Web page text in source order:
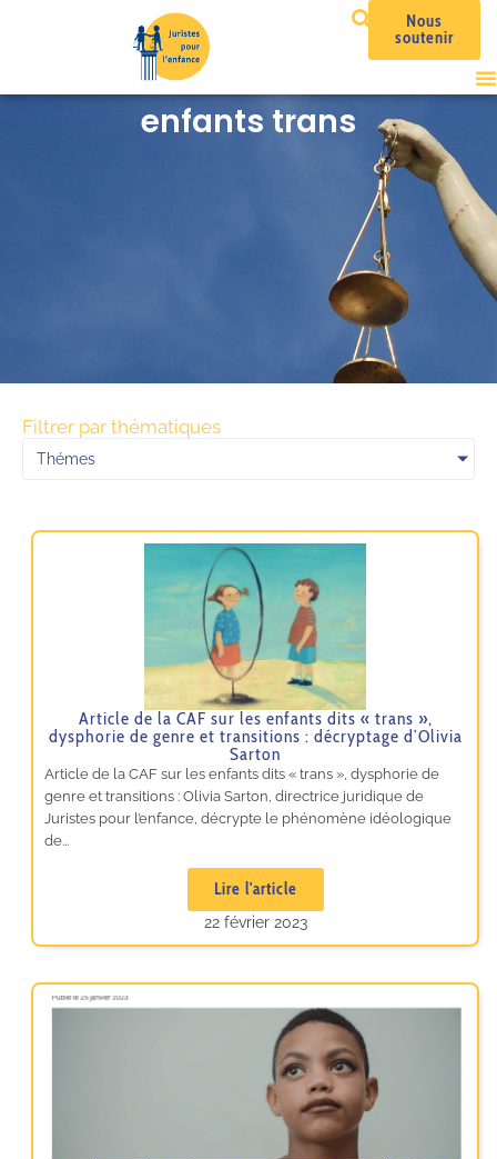
Nous
soutenir
enfants trans
Filtrer par thématiques
Thémes
Article de la CAF sur les enfants dits « trans »,
dysphorie de genre et transitions : décryptage d’Olivia
Sarton
Article de la CAF sur les enfants dits « trans », dysphorie de
genre et transitions : Olivia Sarton, directrice juridique de
Juristes pour l’enfance, décrypte le phénomène idéologique
de...
Lire l'article
22 février 2023